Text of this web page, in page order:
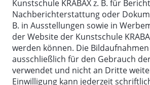
Kunstschule KRABAX z. B. für
Nachberichterstattung oder
B. in Ausstellungen sowie in
der Website der Kunstschule
werden können. Die
ausschließlich für den Gebrauch
verwendet und nicht an Dritte
Einwilligung kann jederzeit